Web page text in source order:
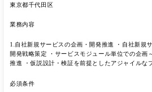
東京都千代田区
業務内容
1.自社新規サービスの企画・開発推進 ・自社新規
開発戦略策定 ・サービスモジュール単位での企画
推進 ・仮説設計・検証を前提としたアジャイルな
ジタルチーム、EGメンバー等)との連携・PM業務
必須条件